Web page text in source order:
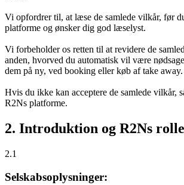
Vi opfordrer til, at læse de samlede vilkår, før
platforme og ønsker dig god læselyst.
Vi forbeholder os retten til at revidere de
anden, hvorved du automatisk vil være
dem på ny, ved booking eller køb af take away.
Hvis du ikke kan acceptere de samlede vilkår,
R2Ns platforme.
2. Introduktion og R2Ns rolle
2.1
Selskabsoplysninger: